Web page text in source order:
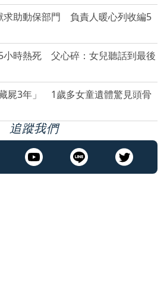
求助動保部門 負責人暖心列收編5
小時熱死 父心碎：女兒聽話到最後
屍3年」 1歲多女童遺體驚見頭骨
追蹤我們